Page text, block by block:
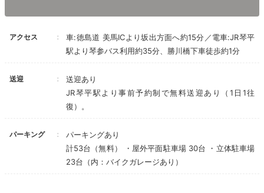
16:00
温泉露天風呂付きや
愛犬OKのお部屋も！
アクセス
車:徳島道 美馬ICより坂出方面へ約15分／電車:JR琴平
駅より琴参バス利用約35分、勝川橋下車徒歩約1分
送迎
送迎あり
JR琴平駅より事前予約制で無料送迎あり（1日1往
復）。
パーキング
パーキングあり
計53台（無料） ・屋外平面駐車場 30台 ・立体駐車場
23台（内：バイクガレージあり）